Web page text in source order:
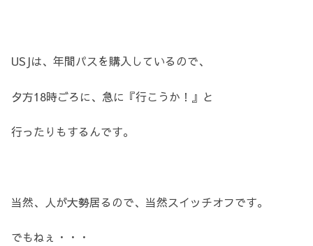
USJは、年間パスを購入しているので、
夕方18時ごろに、急に『行こうか！』と
行ったりもするんです。
当然、人が大勢居るので、当然スイッチオフです。
でもねぇ・・・